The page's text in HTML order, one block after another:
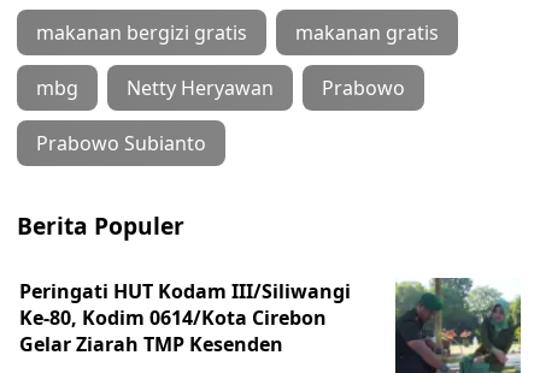
makanan bergizi gratis makanan gratis
mbg Netty Heryawan Prabowo
Prabowo Subianto
Berita Populer
Peringati HUT Kodam III/Siliwangi
Ke-80, Kodim 0614/Kota Cirebon
Gelar Ziarah TMP Kesenden